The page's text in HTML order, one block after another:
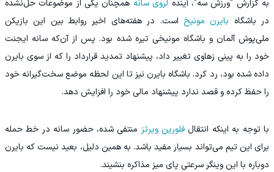
به گزارش "ورزش سه"، آینده لروی سانه همچنان یکی از موضوعات حل‌نشده
در باشگاه بایرن مونیخ است. در هفته‌های اخیر روابط بین این بازیکن
ملی‌پوش آلمان و باشگاه مونیخی تیره شده بود. پس از آن‌که سانه ایجنت
خود را به پینی زهاوی تغییر داد، پیشنهاد تمدید قرارداد را که از سوی بایرن
داده شده بود، رد کرد. باشگاه بایرن نیز تا این لحظه موضع سخت‌گیرانه خود
را حفظ کرده و قصد ندارد پیشنهاد مالی خود را افزایش دهد.
با توجه به اینکه انتقال فلورین ویرتز منتفی شده، حضور سانه در خط حمله
برای این تیم می‌تواند بسیار مفید باشد. به همین دلیل، بعید نیست که بایرن
دوباره با این وینگر سرعتی پای میز مذاکره بنشیند.